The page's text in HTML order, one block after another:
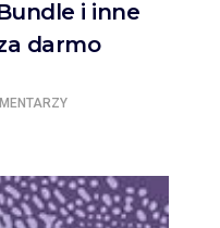
i inne
darmo